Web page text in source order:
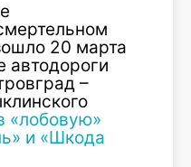
20 марта
автодороги
–
«лобовую»
и «Шкода